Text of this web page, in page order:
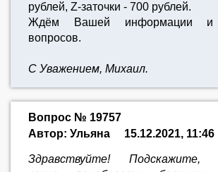
рублей, Z-заточки - 700 рублей.
Ждём Вашей информации и
вопросов.
С Уважением, Михаил.
Вопрос № 19757
Автор: Ульяна
15.12.2021, 11:46
Здравствуйте! Подскажите,